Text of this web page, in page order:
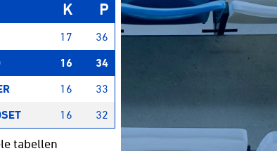
K P
17 36
16 34
16 33
16 32
tabellen